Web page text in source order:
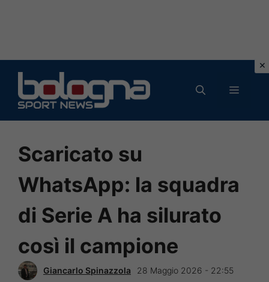
contenuto
MENU
Scaricato su
WhatsApp: la squadra
di Serie A ha silurato
così il campione
Giancarlo Spinazzola 28 Maggio 2026 - 22:55